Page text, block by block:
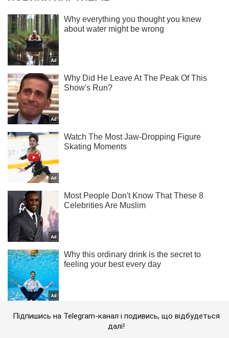
Підпишись на Telegram-канал і подивись, що відбудеться
далі!